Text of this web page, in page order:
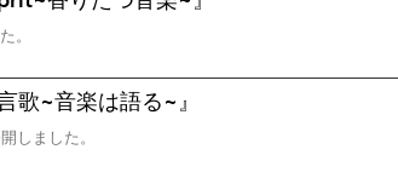
。
歌~音楽は語る~』
しました。